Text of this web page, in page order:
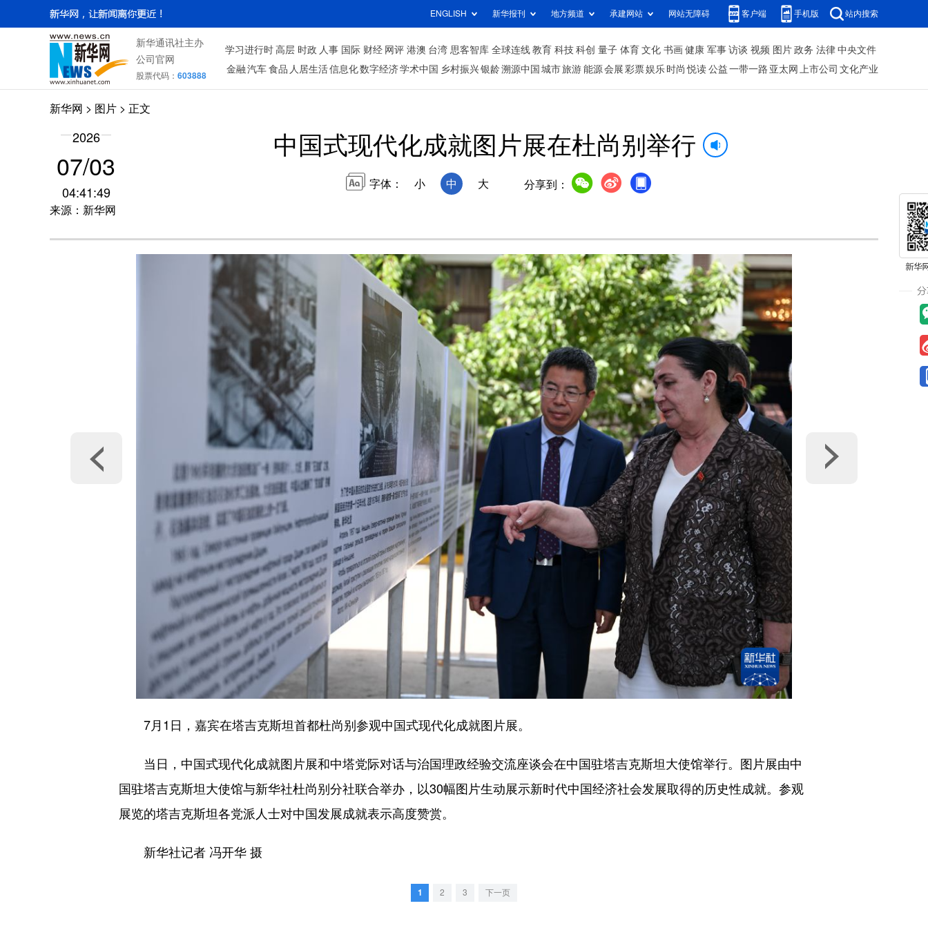
ENGLISH 新华报刊 地方频道 承建网站 网站无障碍 客户端 手机版 站内搜索
新华通讯社主办
公司官网
股票代码： 603888
学习进行时 高层 时政 人事 国际 财经 网评 港澳 台湾 思客智库 全球连线 教育 科技 科创 量子 体育 文化 书画 健康 军事 访谈 视频 图片 政务 法律 中央文件
金融 汽车 食品 人居生活信息化数字经济学术中国 乡村振兴银龄溯源中国 城市旅游 能源 会展 彩票娱乐 时尚 悦读 公益 一带一路 亚太网 上市公司 文化产业
新华网 > 图片 > 正文
2026
07/03
04:41:49
来源：新华网
中国式现代化成就图片展在杜尚别举行
字体： 小 中 大 分享到：
7月1日，嘉宾在塔吉克斯坦首都杜尚别参观中国式现代化成就图片展。
当日，中国式现代化成就图片展和中塔党际对话与治国理政经验交流座谈会在中国驻塔吉克斯坦大使馆举行。图片展由中
国驻塔吉克斯坦大使馆与新华社杜尚别分社联合举办，以30幅图片生动展示新时代中国经济社会发展取得的历史性成就。参观
展览的塔吉克斯坦各党派人士对中国发展成就表示高度赞赏。
新华社记者 冯开华 摄
1 2 3 下一页